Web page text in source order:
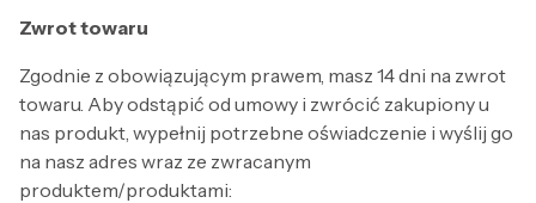
Zwrot towaru
Zgodnie z obowiązującym prawem, masz 14 dni na zwrot
towaru. Aby odstąpić od umowy i zwrócić zakupiony u
nas produkt, wypełnij potrzebne oświadczenie i wyślij go
na nasz adres wraz ze zwracanym
produktem/produktami: